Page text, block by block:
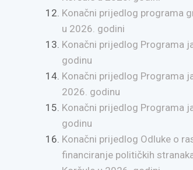
Konačni prijedlog programa
u 2026. godini
Konačni prijedlog Programa
godinu
Konačni prijedlog Programa
2026. godinu
Konačni prijedlog Programa
godinu
Konačni prijedlog Odluke o
financiranje političkih